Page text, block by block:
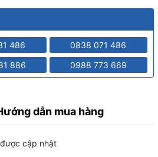
486 0838 071 486
886 0988 773 669
dẫn mua hàng
cập nhật